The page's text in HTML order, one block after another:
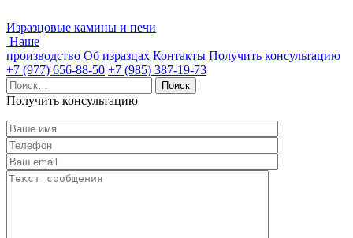
Изразцовые камины и печи
Наше
производство Об изразцах Контакты Получить консультацию
+7 (977) 656-88-50 +7 (985) 387-19-73
Найти:
Получить консультацию